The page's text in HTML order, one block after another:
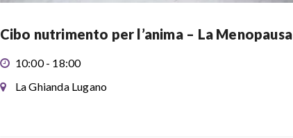
Cibo nutrimento per l’anima – La Menopausa
10:00 - 18:00
La Ghianda Lugano